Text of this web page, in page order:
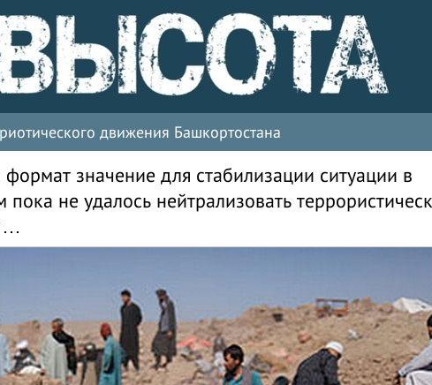
движения Башкортостана
значение для стабилизации ситуации в
пока не удалось нейтрализовать